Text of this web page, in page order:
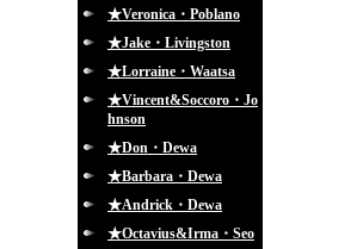
★Veronica・Poblano
★Jake・Livingston
★Lorraine・Waatsa
★Vincent&Soccoro・Jo
hnson
★Don・Dewa
★Barbara・Dewa
★Andrick・Dewa
★Octavius&Irma・Seo